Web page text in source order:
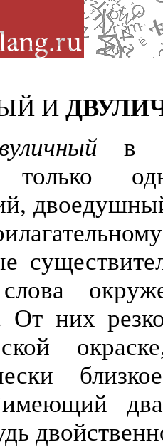
И
в
только
От них